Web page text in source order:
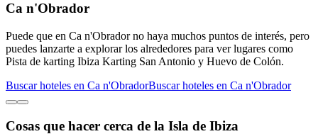
Ca n'Obrador
Puede que en Ca n'Obrador no haya muchos puntos de interés, pero
puedes lanzarte a explorar los alrededores para ver lugares como
Pista de karting Ibiza Karting San Antonio y Huevo de Colón.
Buscar hoteles en Ca n'ObradorBuscar hoteles en Ca n'Obrador
Cosas que hacer cerca de la Isla de Ibiza